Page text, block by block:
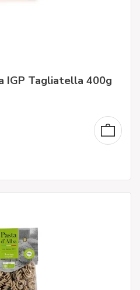
IGP Tagliatella 400g